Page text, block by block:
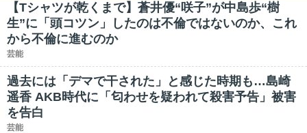
【Tシャツが乾くまで】蒼井優“咲子”が中島歩“樹
生”に「頭コツン」したのは不倫ではないのか、これ
から不倫に進むのか
芸能
過去には「デマで干された」と感じた時期も…島崎
遥香 AKB時代に「匂わせを疑われて殺害予告」被害
を告白
芸能